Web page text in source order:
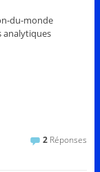
du-monde
analytiques
2 Réponses